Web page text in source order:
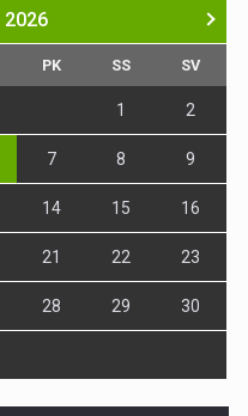
2026
PK SS SV
1 2
7 8 9
14 15 16
21 22 23
28 29 30